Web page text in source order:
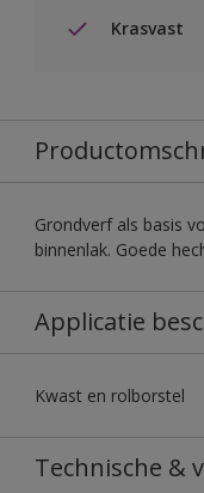
Krasvast
Grondverf als basis
binnenlak. Goede
Applicatie
Kwast en rolborstel
Technische &